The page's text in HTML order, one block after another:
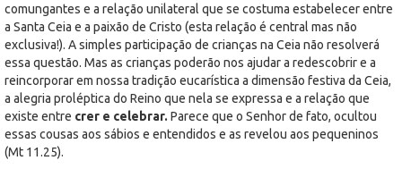
comungantes e a relação unilateral que se costuma estabelecer entre
a Santa Ceia e a paixão de Cristo (esta relação é central mas não
exclusiva!). A simples participação de crianças na Ceia não resolverá
essa questão. Mas as crianças poderão nos ajudar a redescobrir e a
reincorporar em nossa tradição eucarística a dimensão festiva da Ceia,
a alegria proléptica do Reino que nela se expressa e a relação que
existe entre crer e celebrar. Parece que o Senhor de fato, ocultou
essas cousas aos sábios e entendidos e as revelou aos pequeninos
(Mt 11.25).